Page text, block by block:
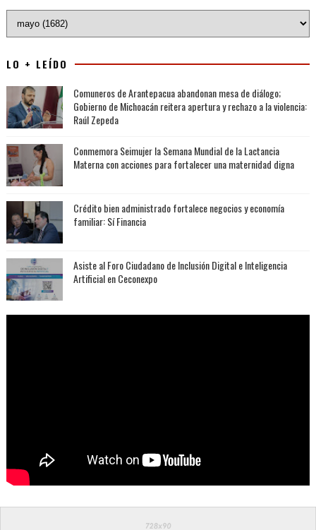
LO + LEÍDO
Comuneros de Arantepacua abandonan mesa de diálogo;
Gobierno de Michoacán reitera apertura y rechazo a la violencia:
Raúl Zepeda
Conmemora Seimujer la Semana Mundial de la Lactancia
Materna con acciones para fortalecer una maternidad digna
Crédito bien administrado fortalece negocios y economía
familiar: Sí Financia
Asiste al Foro Ciudadano de Inclusión Digital e Inteligencia
Artificial en Ceconexpo